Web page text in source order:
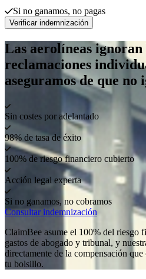
Si no ganamos, no pagas
Verificar indemnización
Las aerolíneas
reclamaciones
aseguramos de que no
Sin costes por adelantado
98% de tasa de éxito
100% de riesgo financiero cubierto
Acción legal experta
Si no ganamos, no cobramos
Consultar indemnización
ClaimBee asume el 100% del riesgo
gastos de abogado y tribunal, y
directamente de la compensación
tu bolsillo.